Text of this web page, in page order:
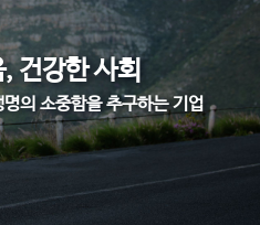
건강한 사회
의 소중함을 추구하는 기업